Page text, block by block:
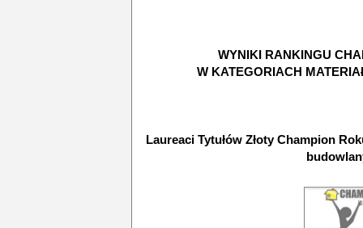
WYNIKI RANKINGU
W KATEGORIACH
Laureaci Tytułów Złoty Champion